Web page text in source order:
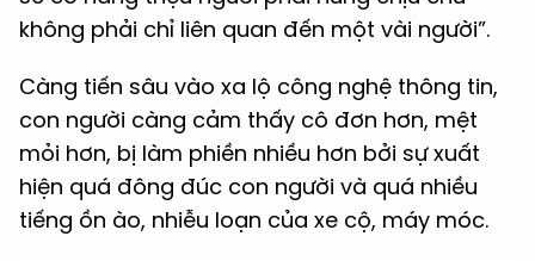
không phải chỉ liên quan đến một vài người”.
Càng tiến sâu vào xa lộ công nghệ thông tin,
con người càng cảm thấy cô đơn hơn, mệt
mỏi hơn, bị làm phiền nhiều hơn bởi sự xuất
hiện quá đông đúc con người và quá nhiều
tiếng ồn ào, nhiễu loạn của xe cộ, máy móc.